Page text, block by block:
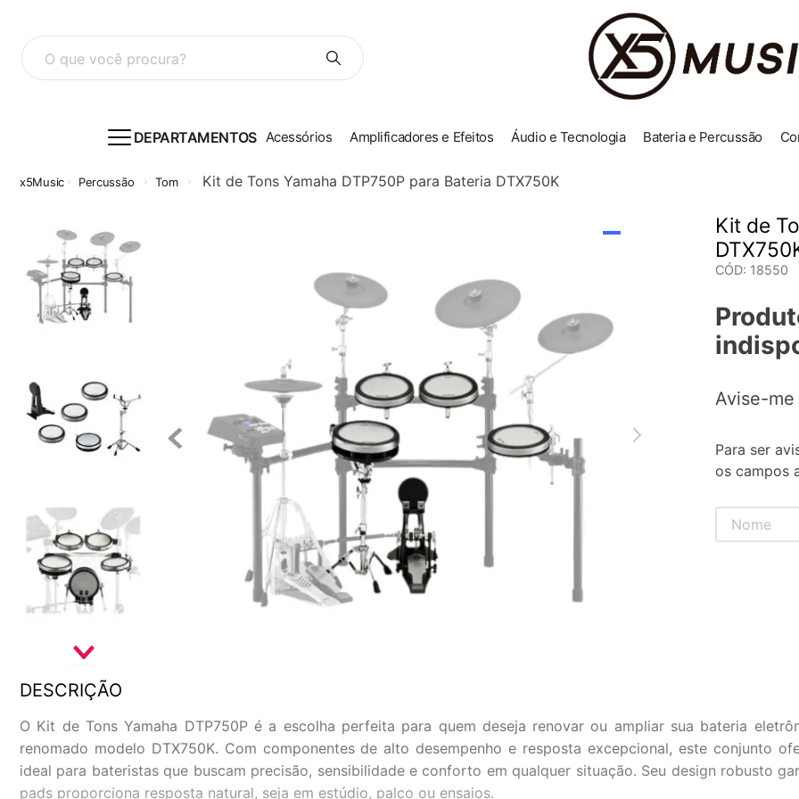
O que você procura?
DEPARTAMENTOS Acessórios Amplificadores e Efeitos Áudio e Tecnologia Bateria e Percussão
Percussão Tom Kit de Tons Yamaha DTP750P para Bateria DTX750K
Kit de
CÓD: 18550
Avise-me
Para ser
os campos
DESCRIÇÃO
O Kit de Tons Yamaha DTP750P é a escolha perfeita para quem deseja renovar ou ampliar sua bateria
renomado modelo DTX750K. Com componentes de alto desempenho e resposta excepcional, este conjunto
ideal para bateristas que buscam precisão, sensibilidade e conforto em qualquer situação. Seu design robusto
pads proporciona resposta natural, seja em estúdio, palco ou ensaios.